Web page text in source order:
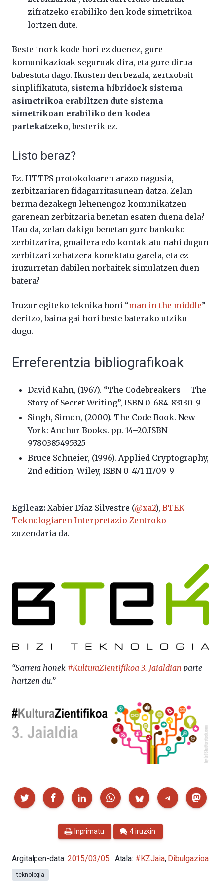
zifratzeko erabiliko den kode simetrikoa
lortzen dute.
Beste inork kode hori ez duenez, gure
komunikazioak seguruak dira, eta gure dirua
babestuta dago. Ikusten den bezala, zertxobait
sinplifikatuta, sistema hibridoek sistema
asimetrikoa erabiltzen dute sistema
simetrikoan erabiliko den kodea
partekatzeko, besterik ez.
Listo beraz?
Ez. HTTPS protokoloaren arazo nagusia,
zerbitzariaren fidagarritasunean datza. Zelan
berma dezakegu lehenengoz komunikatzen
garenean zerbitzaria benetan esaten duena dela?
Hau da, zelan dakigu benetan gure bankuko
zerbitzarira, gmailera edo kontaktatu nahi dugun
zerbitzari zehatzera konektatu garela, eta ez
iruzurretan dabilen norbaitek simulatzen duen
batera?
Iruzur egiteko teknika honi “man in the middle”
deritzo, baina gai hori beste baterako utziko
dugu.
Erreferentzia bibliografikoak
David Kahn, (1967). “The Codebreakers – The
Story of Secret Writing”, ISBN 0-684-83130-9
Singh, Simon, (2000). The Code Book. New
York: Anchor Books. pp. 14–20.ISBN
9780385495325
Bruce Schneier, (1996). Applied Cryptography,
2nd edition, Wiley, ISBN 0-471-11709-9
Egileaz: Xabier Díaz Silvestre (@xa2), BTEK-
Teknologiaren Interpretazio Zentroko
zuzendaria da.
“Sarrera honek #KulturaZientifikoa 3. Jaialdian parte
hartzen du.”
Partekatu
Inprimatu 4 iruzkin
Argitalpen-data: 2015/03/05 · Atala: #KZJaia, Dibulgazioa
teknologia